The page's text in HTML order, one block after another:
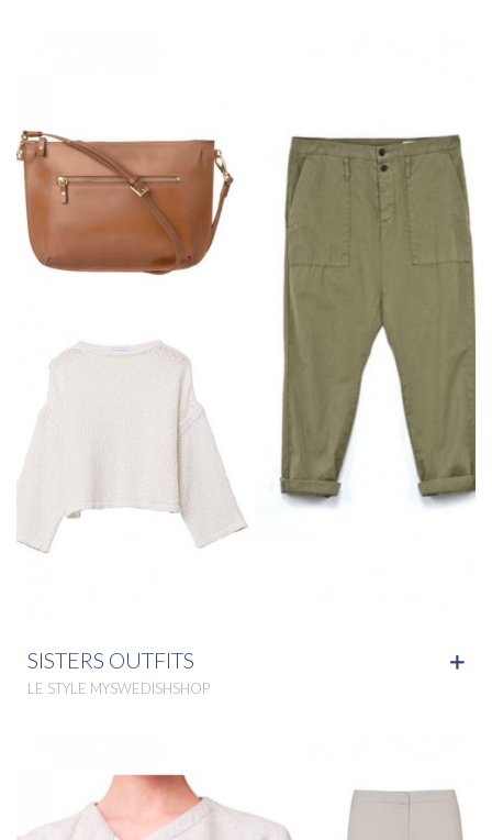
SISTERS OUTFITS
LE STYLE MYSWEDISHSHOP